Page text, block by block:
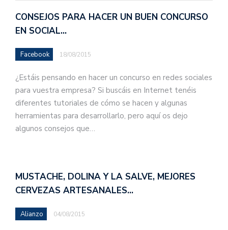
CONSEJOS PARA HACER UN BUEN CONCURSO
EN SOCIAL…
Facebook 18/08/2015
¿Estáis pensando en hacer un concurso en redes sociales
para vuestra empresa? Si buscáis en Internet tenéis
diferentes tutoriales de cómo se hacen y algunas
herramientas para desarrollarlo, pero aquí os dejo
algunos consejos que…
MUSTACHE, DOLINA Y LA SALVE, MEJORES
CERVEZAS ARTESANALES…
Alianzo 04/08/2015